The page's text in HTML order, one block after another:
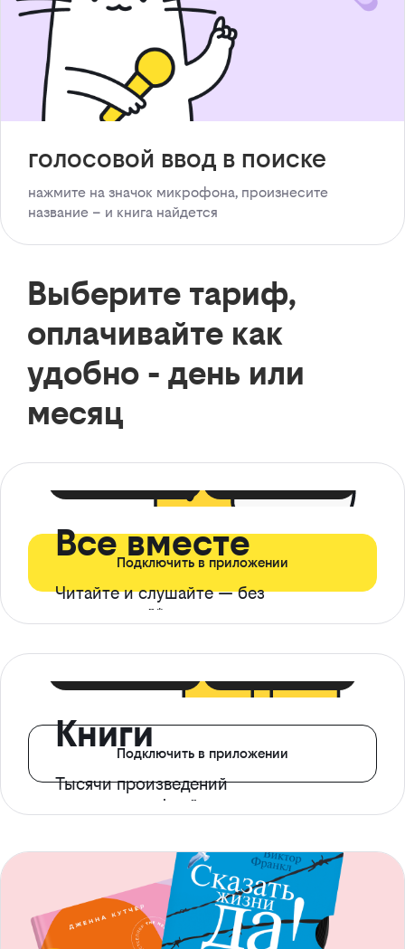
голосовой ввод в поиске
нажмите на значок микрофона, произнесите
название – и книга найдется
Выберите тариф,
оплачивайте как
удобно - день или
месяц
Все вместе
Читайте и слушайте — без
ограничений*
Подключить в приложении
Книги
Тысячи произведений
с доступом офлайн
Подключить в приложении